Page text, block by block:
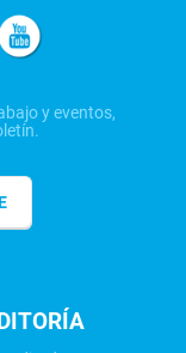
y eventos,